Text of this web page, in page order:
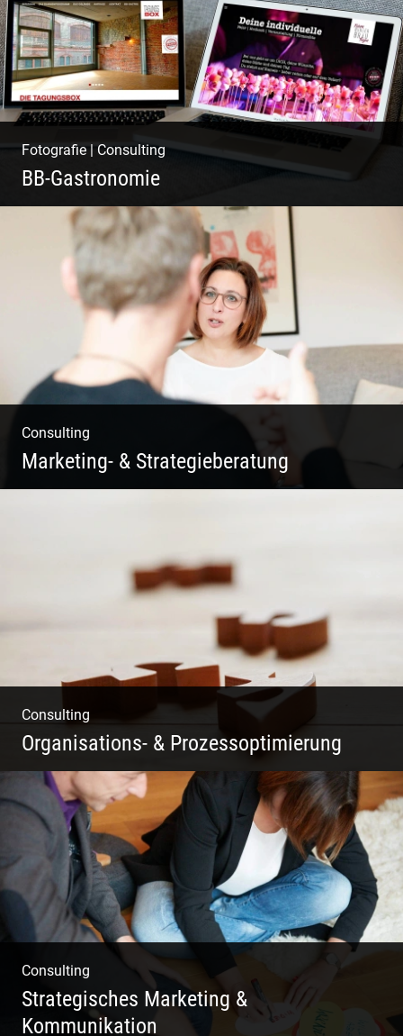
Fotografie|Consulting
BB-Gastronomie
Fotografie, Marketing & Design
Consulting
Marketing- & Strategieberatung
Consulting
Organisations- & Prozessoptimierung
Erfolg ermöglichen durch Klarheit in der
Vision
Consulting
Strategisches Marketing &
Kommunikation